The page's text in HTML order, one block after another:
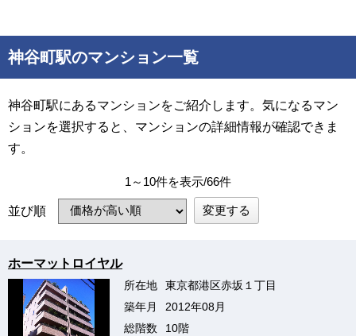
神谷町駅のマンション一覧
神谷町駅にあるマンションをご紹介します。気になるマン
ションを選択すると、マンションの詳細情報が確認できま
す。
1～10件を表示/66件
並び順 変更する
ホーマットロイヤル
所在地
東京都港区赤坂１丁目
築年月
2012年08月
総階数
10階